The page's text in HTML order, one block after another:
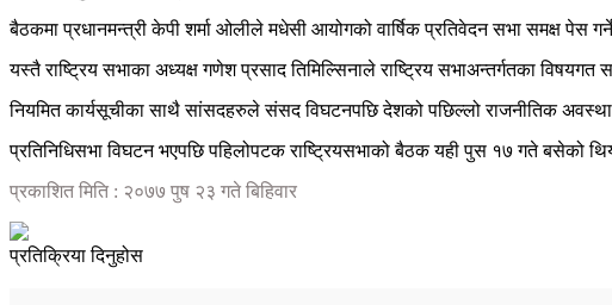
बैठकमा प्रधानमन्त्री केपी शर्मा ओलीले मधेसी आयोगको वार्षिक प्रतिवेदन सभा समक्ष पेस
यस्तै राष्ट्रिय सभाका अध्यक्ष गणेश प्रसाद तिमिल्सिनाले राष्ट्रिय सभाअन्तर्गतका
नियमित कार्यसूचीका साथै सांसदहरुले संसद विघटनपछि देशको पछिल्लो राजनीतिक
प्रतिनिधिसभा विघटन भएपछि पहिलोपटक राष्ट्रियसभाको बैठक यही पुस १७ गते बसेको
प्रकाशित मिति : २०७७ पुष २३ गते बिहिवार
प्रतिक्रिया दिनुहोस